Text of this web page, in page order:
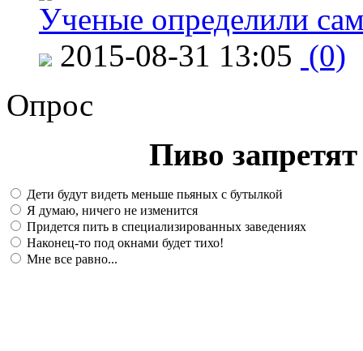
Ученые определили
2015-08-31 13:05 (0)
Опрос
Пиво
Дети будут видеть меньше пьяных с бутылкой
Я думаю, ничего не изменится
Придется пить в специализированных заведениях
Наконец-то под окнами будет тихо!
Мне все равно...